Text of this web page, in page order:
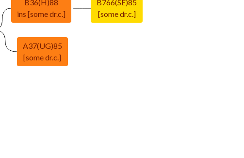
A37(UG)85
[some dr.c.]
B766(SE)85
[some dr.c.]
B36(H)88
ins [some dr.c.]